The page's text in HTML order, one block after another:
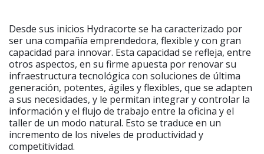
Desde sus inicios Hydracorte se ha caracterizado por
ser una compañía emprendedora, flexible y con gran
capacidad para innovar. Esta capacidad se refleja, entre
otros aspectos, en su firme apuesta por renovar su
infraestructura tecnológica con soluciones de última
generación, potentes, ágiles y flexibles, que se adapten
a sus necesidades, y le permitan integrar y controlar la
información y el flujo de trabajo entre la oficina y el
taller de un modo natural. Esto se traduce en un
incremento de los niveles de productividad y
competitividad.